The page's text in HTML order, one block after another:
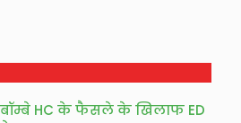
HC के फैसले के खिलाफ ED